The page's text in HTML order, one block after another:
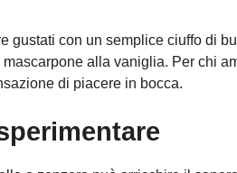
gustati con un semplice ciuffo di
alla vaniglia. Per chi
di piacere in bocca.